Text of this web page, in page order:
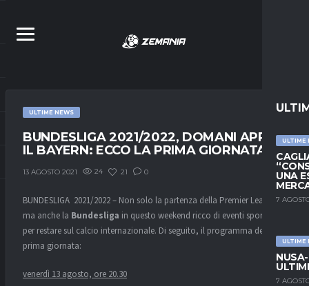
ULTIME
UNA
7
ULTIME
7
ULTIME NEWS
BUNDESLIGA 2021/2022, DOMANI APRE
IL BAYERN: ECCO LA PRIMA GIORNATA
13 AGOSTO 2021 24 21 0
BUNDESLIGA 2021/2022 – Non solo la partenza della Premier League
ma anche la Bundesliga in questo weekend ricco di eventi sportivi,
per restare sul calcio internazionale. Di seguito, il programma della
prima giornata:
venerdì 13 agosto, ore 20.30